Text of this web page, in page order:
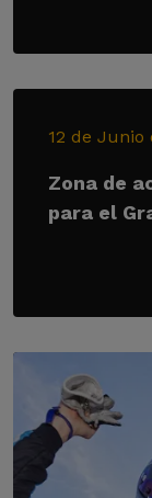
12 de Junio
Zona de
para el